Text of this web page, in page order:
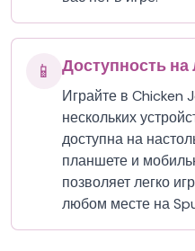
📱 Доступность
Играйте в Chicken
нескольких
доступна на
планшете и
позволяет легко
любом месте на